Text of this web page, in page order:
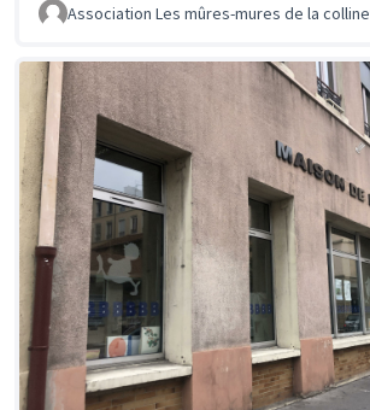
Association Les mûres-mures de la colline